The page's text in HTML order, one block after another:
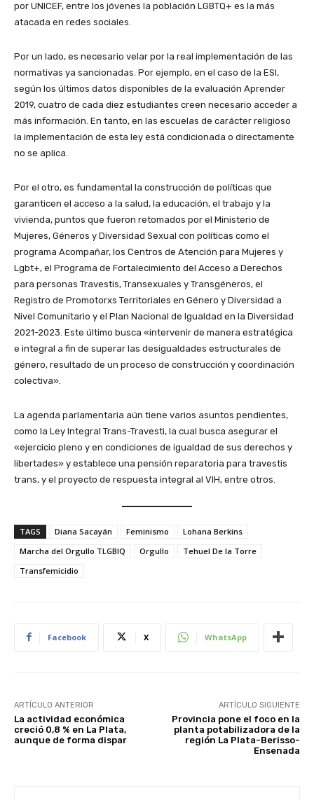
por UNICEF, entre los jóvenes la población LGBTQ+ es la más
atacada en redes sociales.
Por un lado, es necesario velar por la real implementación de las
normativas ya sancionadas. Por ejemplo, en el caso de la ESI,
según los últimos datos disponibles de la evaluación Aprender
2019, cuatro de cada diez estudiantes creen necesario acceder a
más información. En tanto, en las escuelas de carácter religioso
la implementación de esta ley está condicionada o directamente
no se aplica.
Por el otro, es fundamental la construcción de políticas que
garanticen el acceso a la salud, la educación, el trabajo y la
vivienda, puntos que fueron retomados por el Ministerio de
Mujeres, Géneros y Diversidad Sexual con políticas como el
programa Acompañar, los Centros de Atención para Mujeres y
Lgbt+, el Programa de Fortalecimiento del Acceso a Derechos
para personas Travestis, Transexuales y Transgéneros, el
Registro de Promotorxs Territoriales en Género y Diversidad a
Nivel Comunitario y el Plan Nacional de Igualdad en la Diversidad
2021-2023. Este último busca «intervenir de manera estratégica
e integral a fin de superar las desigualdades estructurales de
género, resultado de un proceso de construcción y coordinación
colectiva».
La agenda parlamentaria aún tiene varios asuntos pendientes,
como la Ley Integral Trans-Travesti, la cual busca asegurar el
«ejercicio pleno y en condiciones de igualdad de sus derechos y
libertades» y establece una pensión reparatoria para travestis
trans, y el proyecto de respuesta integral al VIH, entre otros.
TAGS Diana Sacayán Feminismo
Lohana Berkins
Marcha del Orgullo TLGBIQ
Orgullo
Tehuel De la Torre
Transfemicidio
Facebook X WhatsApp
ARTÍCULO ANTERIOR
La actividad económica
creció 0,8 % en La Plata,
aunque de forma dispar
ARTÍCULO SIGUIENTE
Provincia pone el foco en la
planta potabilizadora de la
región La Plata-Berisso-
Ensenada